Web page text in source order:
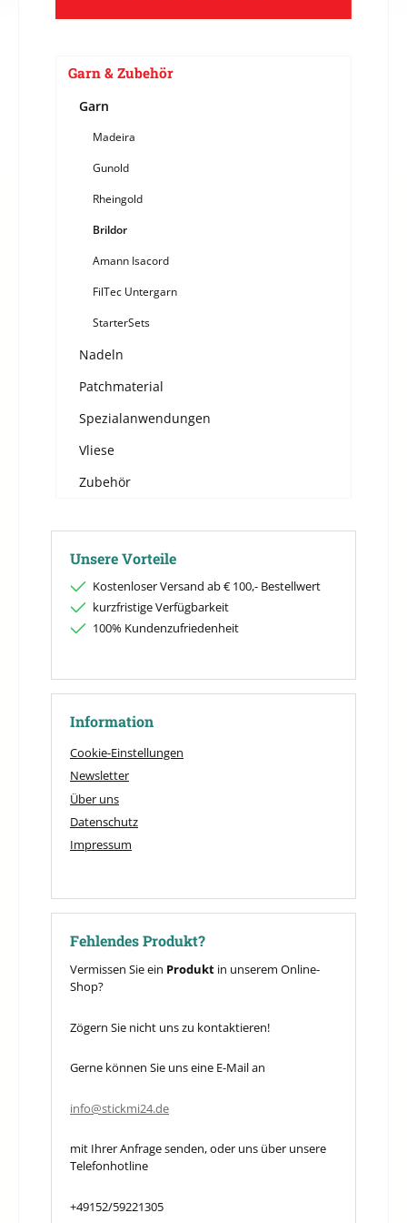
Garn & Zubehör
Garn
Madeira
Gunold
Rheingold
Brildor
Amann Isacord
FilTec Untergarn
StarterSets
Nadeln
Patchmaterial
Spezialanwendungen
Vliese
Zubehör
Unsere Vorteile
Kostenloser Versand ab € 100,- Bestellwert
kurzfristige Verfügbarkeit
100% Kundenzufriedenheit
Information
Cookie-Einstellungen
Newsletter
Über uns
Datenschutz
Impressum
Fehlendes Produkt?
Vermissen Sie ein Produkt in unserem Online-
Shop?
Zögern Sie nicht uns zu kontaktieren!
Gerne können Sie uns eine E-Mail an
info@stickmi24.de
mit Ihrer Anfrage senden, oder uns über unsere
Telefonhotline
+49152/59221305